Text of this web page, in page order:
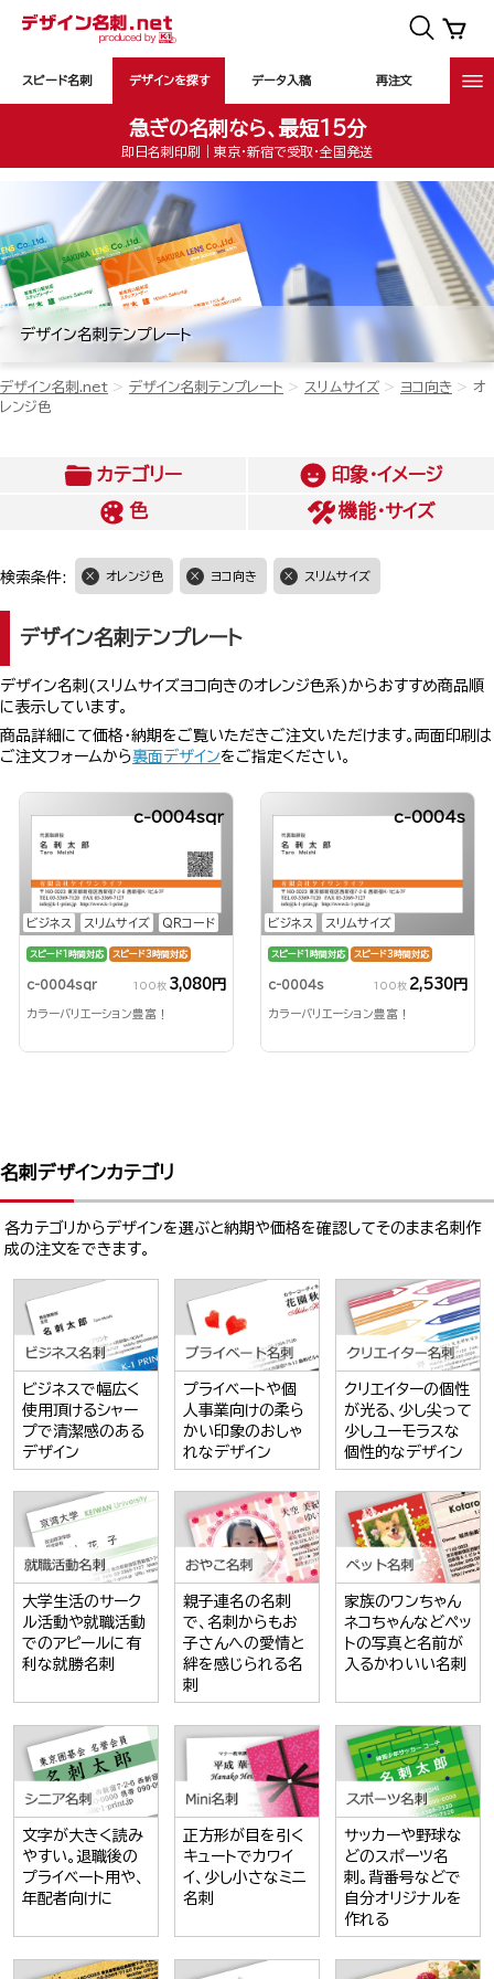
スピード名刺 デザインを探す データ入稿 再注文
急ぎの名刺なら、最短15分
即日名刺印刷｜東京・新宿で受取・全国発送
デザイン名刺テンプレート
デザイン名刺.net デザイン名刺テンプレート スリムサイズ ヨコ向き
オ
レンジ色
カテゴリー
印象・イメージ
色
機能・サイズ
検索条件: オレンジ色 ヨコ向き スリムサイズ
デザイン名刺テンプレート
デザイン名刺(スリムサイズヨコ向きのオレンジ色系)からおすすめ商品順
に表示しています。
商品詳細にて価格・納期をご覧いただきご注文いただけます。両面印刷は
ご注文フォームから裏面デザインをご指定ください。
ビジネス スリムサイズ QRコード
c-0004sqr
スピード1時間対応 スピード3時間対応
c-0004sqr 100枚 3,080円
カラーバリエーション豊富！
ビジネス スリムサイズ
c-0004s
スピード1時間対応 スピード3時間対応
c-0004s 100枚 2,530円
カラーバリエーション豊富！
名刺デザインカテゴリ
各カテゴリからデザインを選ぶと納期や価格を確認してそのまま名刺作
成の注文をできます。
ビジネスで幅広く
使用頂けるシャー
プで清潔感のある
デザイン
プライベートや個
人事業向けの柔ら
かい印象のおしゃ
れなデザイン
クリエイターの個性
が光る、少し尖って
少しユーモラスな
個性的なデザイン
大学生活のサーク
ル活動や就職活動
でのアピールに有
利な就勝名刺
親子連名の名刺
で、名刺からもお
子さんへの愛情と
絆を感じられる名
刺
家族のワンちゃん
ネコちゃんなどペッ
トの写真と名前が
入るかわいい名刺
文字が大きく読み
やすい。退職後の
プライベート用や、
年配者向けに
正方形が目を引く
キュートでカワイ
イ、少し小さなミニ
名刺
サッカーや野球な
どのスポーツ名
刺。背番号などで
自分オリジナルを
作れる